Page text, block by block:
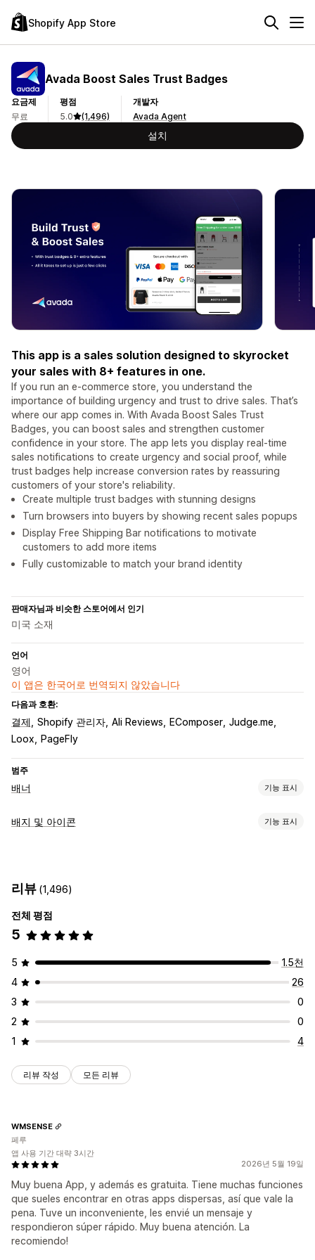
Shopify App Store
Avada Boost Sales Trust Badges
요금제
무료
평점
5.0
(1,496)
개발자
Avada Agent
설치
This app is a sales solution designed to skyrocket
your sales with 8+ features in one.
If you run an e-commerce store, you understand the
importance of building urgency and trust to drive sales. That’s
where our app comes in. With Avada Boost Sales Trust
Badges, you can boost sales and strengthen customer
confidence in your store. The app lets you display real-time
sales notifications to create urgency and social proof, while
trust badges help increase conversion rates by reassuring
customers of your store's reliability.
Create multiple trust badges with stunning designs
Turn browsers into buyers by showing recent sales popups
Display Free Shipping Bar notifications to motivate
customers to add more items
Fully customizable to match your brand identity
판매자님과 비슷한 스토어에서 인기
미국 소재
언어
영어
이 앱은 한국어로 번역되지 않았습니다
다음과 호환:
결제 Shopify 관리자 Ali Reviews EComposer Judge.me
Loox
PageFly
범주
배너 기능 표시
배너 유형
배너 위치 애니메이션
배지 및 아이콘 기능 표시
맞춤 설정
배경
테두리
아이콘 위치
자동 위치 카트 페이지 홈페이지 제품 페이지
리뷰 (1,496)
전체 평점
5
5
1.5천
4
26
3
0
2
0
1
4
리뷰 작성 모든 리뷰
2026년 5월 19일
Muy buena App, y además es gratuita. Tiene muchas funciones
que sueles encontrar en otras apps dispersas, así que vale la
pena. Tuve un inconveniente, les envié un mensaje y
respondieron súper rápido. Muy buena atención. La
recomiendo!
WMSENSE
페루
앱 사용 기간 대략 3시간